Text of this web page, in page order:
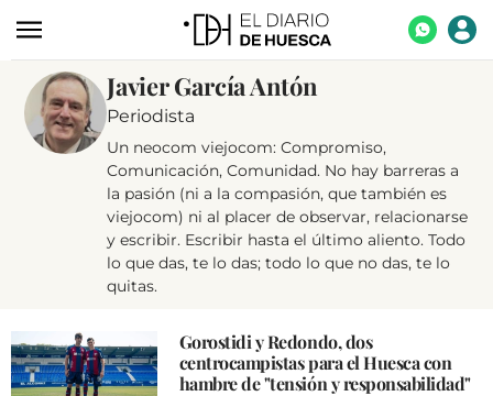
ACTUALIDAD
ECONOMÍA
TECNOLOGÍA
AGROALIMENTACIÓN
DEPORTES
CULTURA
SOCIEDAD
Javier García Antón
Periodista
Un neocom viejocom: Compromiso,
Comunicación, Comunidad. No hay barreras a
la pasión (ni a la compasión, que también es
viejocom) ni al placer de observar, relacionarse
y escribir. Escribir hasta el último aliento. Todo
lo que das, te lo das; todo lo que no das, te lo
quitas.
Gorostidi y Redondo, dos
centrocampistas para el Huesca con
hambre de "tensión y responsabilidad"